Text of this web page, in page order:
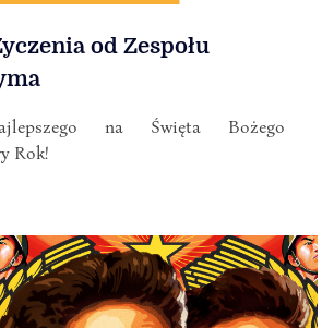
od Zespołu
na Święta Bożego
Rok!